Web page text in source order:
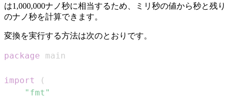
は1,000,000ナノ秒に相当するため、ミリ秒の値から秒と残り
のナノ秒を計算できます。
変換を実行する方法は次のとおりです。
package
import
(
"fmt"